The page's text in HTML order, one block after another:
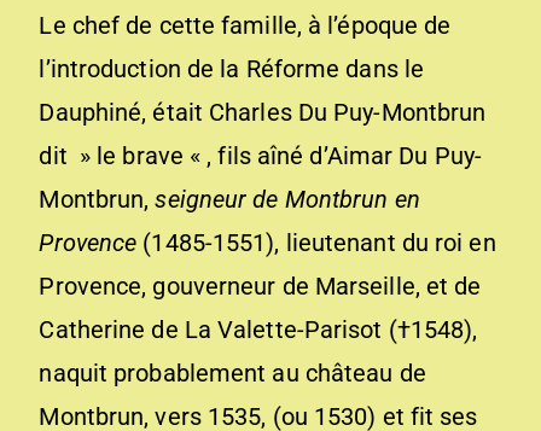
Le chef de cette famille, à l’époque de
l’introduction de la Réforme dans le
Dauphiné, était Charles Du Puy-Montbrun
dit » le brave « , fils aîné d’Aimar Du Puy-
Montbrun,seigneur de Montbrun en
Provence (1485-1551), lieutenant du roi en
Provence, gouverneur de Marseille, et de
Catherine de La Valette-Parisot (†1548),
naquit probablement au château de
Montbrun, vers 1535, (ou 1530) et fit ses